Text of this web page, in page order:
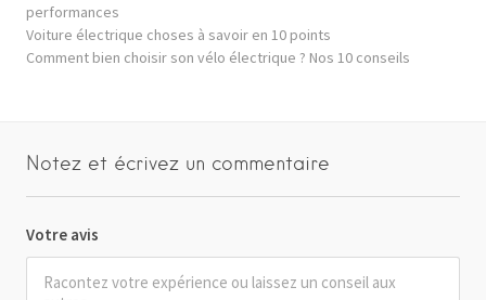
performances
Voiture électrique choses à savoir en 10 points
Comment bien choisir son vélo électrique ? Nos 10 conseils
Notez et écrivez un commentaire
Votre avis